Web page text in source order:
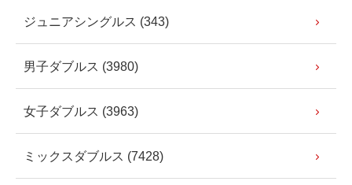
ジュニアシングルス (343)
男子ダブルス (3980)
女子ダブルス (3963)
ミックスダブルス (7428)